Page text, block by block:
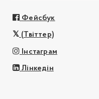
Фейсбук
(Твіттер)
Інстаграм
Лінкедін